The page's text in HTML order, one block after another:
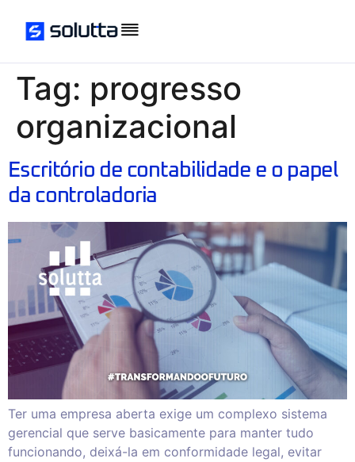
Tag: progresso
organizacional
Escritório de contabilidade e o papel
da controladoria
Ter uma empresa aberta exige um complexo sistema
gerencial que serve basicamente para manter tudo
funcionando, deixá-la em conformidade legal, evitar